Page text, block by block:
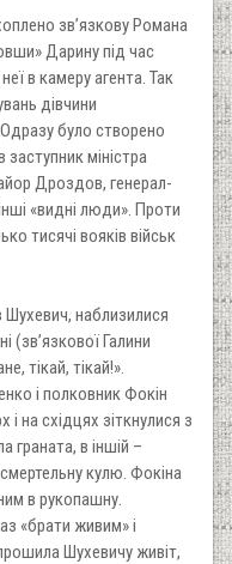
зв’язкову Романа
Дарину під час
в камеру агента. Так
дівчини
було створено
міністра
Дроздов, генерал-
«видні люди». Проти
тисячі вояків військ
наблизилися
Галини
тікай, тікай!».
і полковник Фокін
на східцях зіткнулися з
граната, в іншій –
кулю. Фокіна
в рукопашну.
«брати живим» і
Шухевичу живіт,